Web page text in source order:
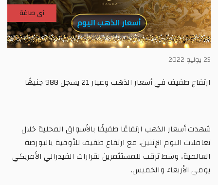
آى صاغة
25 يوليو 2022
ارتفاع طفيف في أسعار الذهب وعيار 21 يسجل 988 جنيهًا
شهدت أسعار الذهب ارتفاعًا طفيفًا بالأسواق المحلية خلال
تعاملات اليوم الإثنين، مع ارتفاع طفيف للأوقية بالبورصة
العالمية، وسط ترقب للمستثمرين لقرارات الفيدرالي الأمريكي
يومي الأربعاء والخميس.